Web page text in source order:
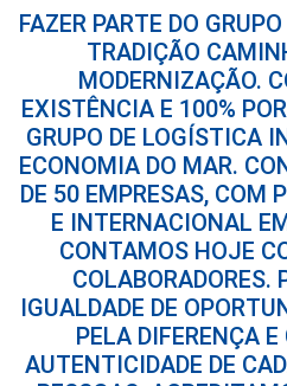
FAZER PARTE DO
TRADIÇÃO
MODERNIZAÇÃO.
EXISTÊNCIA E 100%
GRUPO DE LOGÍSTICA
ECONOMIA DO MAR.
DE 50 EMPRESAS, COM
E INTERNACIONAL
CONTAMOS HOJE
COLABORADORES.
IGUALDADE DE
PELA DIFERENÇA
AUTENTICIDADE DE